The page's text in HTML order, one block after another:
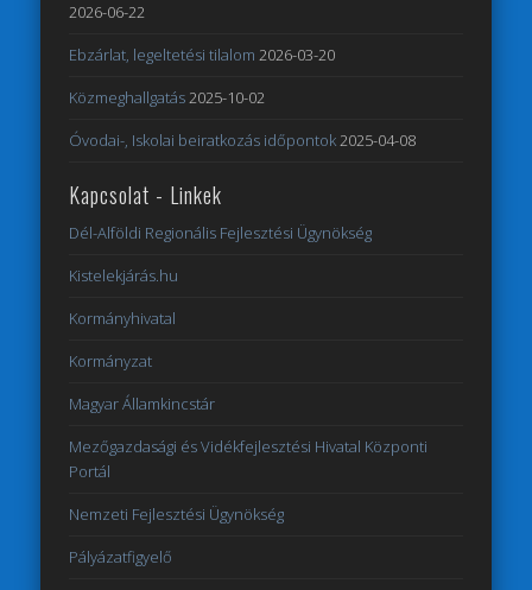
2026-06-22
Ebzárlat, legeltetési tilalom 2026-03-20
Közmeghallgatás2025-10-02
Óvodai-, Iskolai beiratkozás időpontok2025-04-08
Kapcsolat - Linkek
Dél-Alföldi Regionális Fejlesztési Ügynökség
Kistelekjárás.hu
Kormányhivatal
Kormányzat
Magyar Államkincstár
Mezőgazdasági és Vidékfejlesztési Hivatal Központi
Portál
Nemzeti Fejlesztési Ügynökség
Pályázatfigyelő